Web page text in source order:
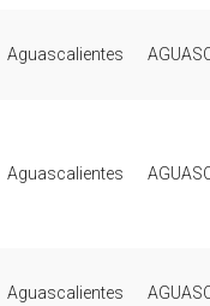
Aguascalientes
Aguascalientes
Aguascalientes